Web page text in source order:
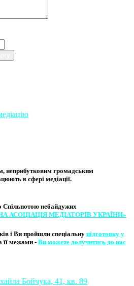
​ю
неприбутковим громадським
в сфері медіації.
Спільнотою небайдужих
АСОЦІ​АЦІЯ МЕ​​ДІАТОРІВ УКРА​ЇНИ»
і Ви пройшли спеціальну підготовку у
її межами - Ви можете долучитись до нас
Бойчука, 41, кв. 89​